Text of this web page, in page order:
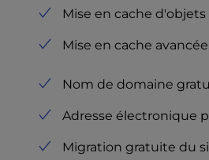
Mise en cache d'objets
Mise en cache
Nom de domaine
Adresse électronique
Migration gratuite du